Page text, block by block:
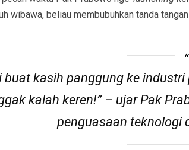
wibawa, beliau membubuhkan tanda
buat kasih panggung ke
kalah keren!”– ujar Pak
penguasaan teknologi